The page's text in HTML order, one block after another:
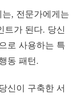
, 전문가에게는
트가 된다. 당신
로 사용하는 특
동 패턴.
신이 구축한 서